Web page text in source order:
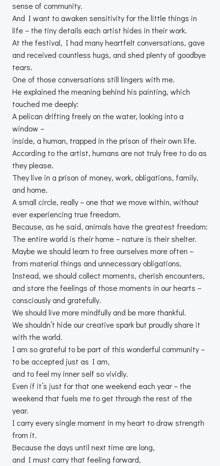
sense of community.
And I want to awaken sensitivity for the little things in
life – the tiny details each artist hides in their work.
At the festival, I had many heartfelt conversations, gave
and received countless hugs, and shed plenty of goodbye
tears.
One of those conversations still lingers with me.
He explained the meaning behind his painting, which
touched me deeply:
A pelican drifting freely on the water, looking into a
window –
inside, a human, trapped in the prison of their own life.
According to the artist, humans are not truly free to do as
they please.
They live in a prison of money, work, obligations, family,
and home.
A small circle, really – one that we move within, without
ever experiencing true freedom.
Because, as he said, animals have the greatest freedom:
The entire world is their home – nature is their shelter.
Maybe we should learn to free ourselves more often –
from material things and unnecessary obligations.
Instead, we should collect moments, cherish encounters,
and store the feelings of those moments in our hearts –
consciously and gratefully.
We should live more mindfully and be more thankful.
We shouldn’t hide our creative spark but proudly share it
with the world.
I am so grateful to be part of this wonderful community –
to be accepted just as I am,
and to feel my inner self so vividly.
Even if it’s just for that one weekend each year – the
weekend that fuels me to get through the rest of the
year.
I carry every single moment in my heart to draw strength
from it.
Because the days until next time are long,
and I must carry that feeling forward,